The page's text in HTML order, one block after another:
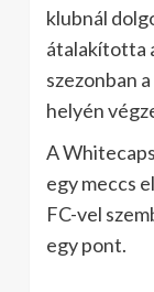
klubnál
átalakította
szezonban
helyén
A
egy meccs
FC-vel
egy pont.